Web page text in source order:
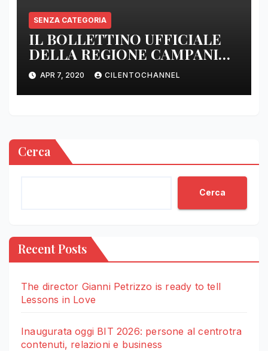
SENZA CATEGORIA
IL BOLLETTINO UFFICIALE
DELLA REGIONE CAMPANIA
DELLE ORE 22.00
APR 7, 2020 CILENTOCHANNEL
Cerca
Cerca
Recent Posts
The director Gianni Petrizzo is ready to tell
Lessons in Love
Inaugurata oggi BIT 2026: persone al centrotra
contenuti, relazioni e business